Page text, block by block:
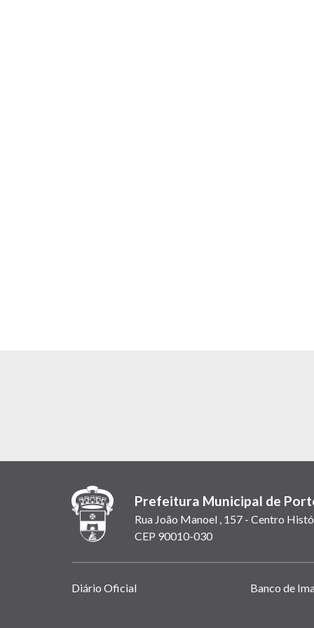
Prefeitura Municipal de
Rua João Manoel , 157 - Centro
CEP 90010-030
Links
Diário Oficial Banco de